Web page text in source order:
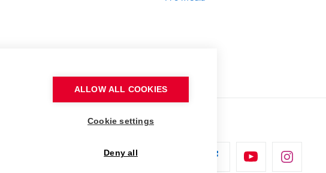
ALLOW ALL COOKIES
Cookie settings
Deny all